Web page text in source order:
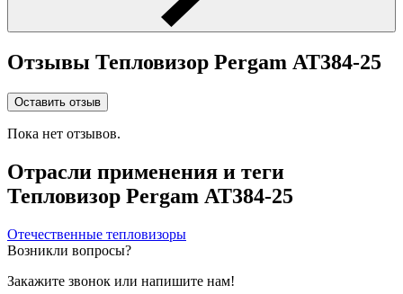
Отзывы Тепловизор Pergam АТ384-25
Оставить отзыв
Пока нет отзывов.
Отрасли применения и теги
Тепловизор Pergam АТ384-25
Отечественные тепловизоры
Возникли вопросы?
Закажите звонок или напишите нам!